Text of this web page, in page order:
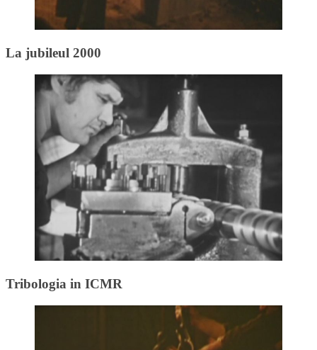
La jubileul 2000
Tribologia in ICMR